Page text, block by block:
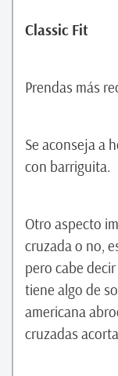
Classic Fit
Prendas más
Se aconseja a
con barriguita.
Otro aspecto
cruzada o no,
pero cabe
tiene algo de
americana
cruzadas